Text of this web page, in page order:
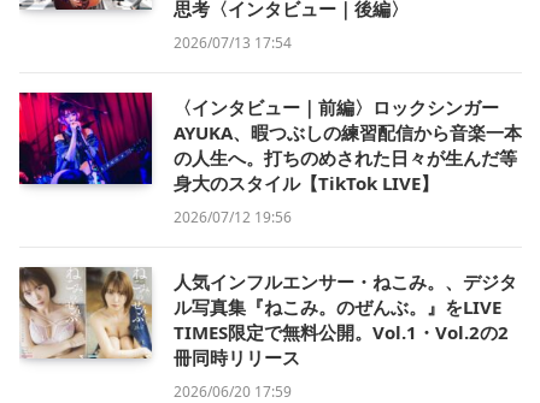
思考〈インタビュー｜後編〉
2026/07/13 17:54
〈インタビュー｜前編〉ロックシンガー
AYUKA、暇つぶしの練習配信から音楽一本
の人生へ。打ちのめされた日々が生んだ等
身大のスタイル【TikTok LIVE】
2026/07/12 19:56
人気インフルエンサー・ねこみ。、デジタ
ル写真集『ねこみ。のぜんぶ。』をLIVE
TIMES限定で無料公開。Vol.1・Vol.2の2
冊同時リリース
2026/06/20 17:59